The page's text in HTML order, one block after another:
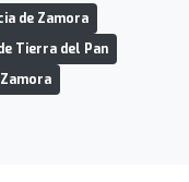
de Zamora
Tierra del Pan